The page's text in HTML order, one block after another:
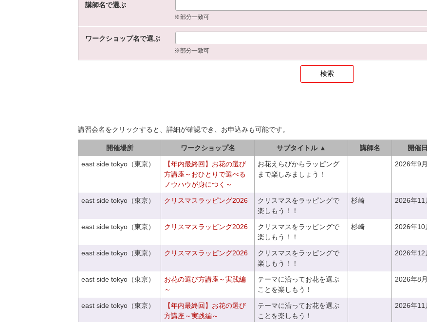
講師名で選ぶ
※部分一致可
ワークショップ名で選ぶ
※部分一致可
講習会名をクリックすると、詳細が確認でき、お申込みも可能です。
開催場所 ワークショップ名 サブタイトル ▲ 講師名 開催
east side tokyo（東京）
【年内最終回】お花の選び
方講座～おひとりで選べる
ノウハウが身につく～
お花えらびからラッピング
まで楽しみましょう！
2026年9
east side tokyo（東京） クリスマスラッピング2026
クリスマスをラッピングで
楽しもう！！
杉崎 2026年11
east side tokyo（東京） クリスマスラッピング2026
クリスマスをラッピングで
楽しもう！！
杉崎 2026年10
east side tokyo（東京） クリスマスラッピング2026
クリスマスをラッピングで
楽しもう！！
2026年12
east side tokyo（東京）
お花の選び方講座～実践編
～
テーマに沿ってお花を選ぶ
ことを楽しもう！
2026年8
east side tokyo（東京）
【年内最終回】お花の選び
方講座～実践編～
テーマに沿ってお花を選ぶ
ことを楽しもう！
2026年11